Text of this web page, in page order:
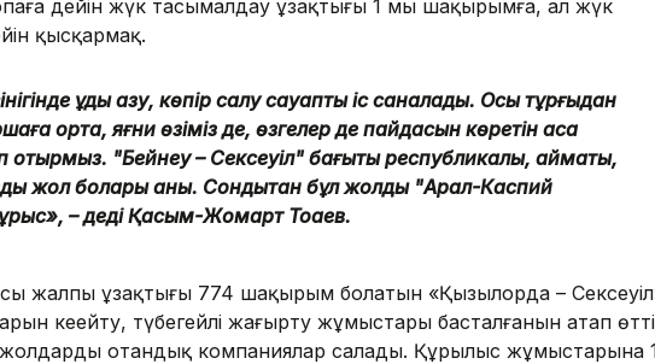
дейін жүк тасымалдау ұзақтығы 1 мың шақырымға, ал жүк
қысқармақ.
құдық қазу, көпір салу сауапты іс саналады. Осы тұрғыдан
ортақ, яғни өзіміз де, өзгелер де пайдасын көретін аса
"Бейнеу – Сексеуіл" бағыты республикалық, аймақтық,
жол болары анық. Сондықтан бұл жолды "Арал-Каспий
– деді Қасым-Жомарт Тоқаев.
жалпы ұзақтығы 774 шақырым болатын «Қызылорда –
кеңейту, түбегейлі жаңғырту жұмыстары басталғанын атап
жолдарды отандық компаниялар салады. Құрылыс жұмыстарына